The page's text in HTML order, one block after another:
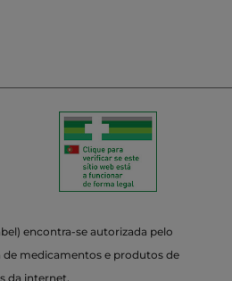
encontra-se autorizada pelo
de medicamentos e produtos de
da internet.